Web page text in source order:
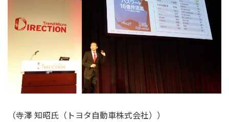
（寺澤 知昭氏（トヨタ自動車株式会社））